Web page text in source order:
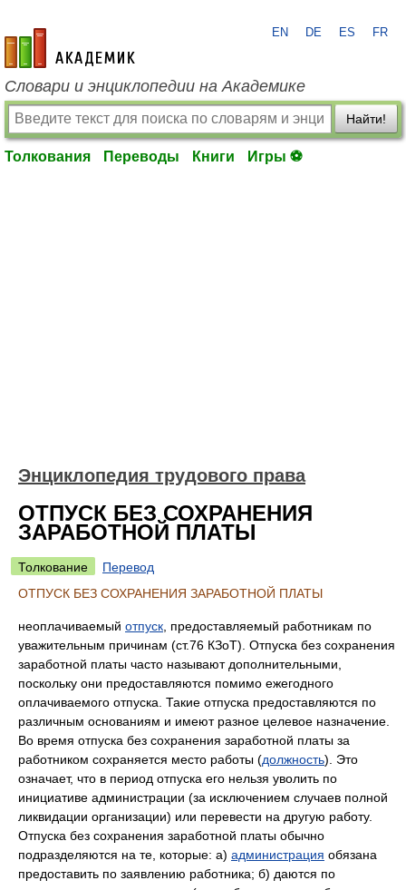
academic.ru
EN DE ES FR
Словари и энциклопедии на Академике
Найти!
Толкования Переводы Книги Игры ⚽
Энциклопедия трудового права
ОТПУСК БЕЗ СОХРАНЕНИЯ
ЗАРАБОТНОЙ ПЛАТЫ
Толкование
Перевод
ОТПУСК БЕЗ СОХРАНЕНИЯ ЗАРАБОТНОЙ ПЛАТЫ
неоплачиваемый отпуск , предоставляемый работникам по
уважительным причинам (ст.76 КЗоТ). Отпуска без сохранения
заработной платы часто называют дополнительными,
поскольку они предоставляются помимо ежегодного
оплачиваемого отпуска. Такие отпуска предоставляются по
различным основаниям и имеют разное целевое назначение.
Во время отпуска без сохранения заработной платы за
работником сохраняется место работы (должность). Это
означает, что в период отпуска его нельзя уволить по
инициативе администрации (за исключением случаев полной
ликвидации организации) или перевести на другую работу.
Отпуска без сохранения заработной платы обычно
подразделяются на те, которые: а) администрация обязана
предоставить по заявлению работника; б) даются по